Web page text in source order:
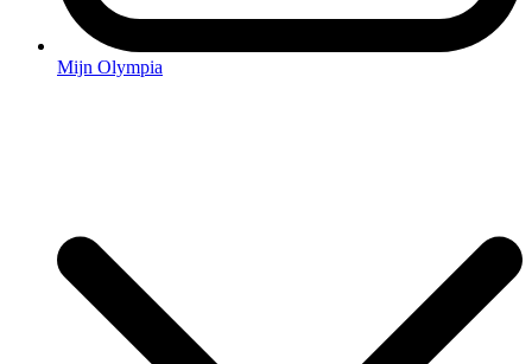
Mijn Olympia